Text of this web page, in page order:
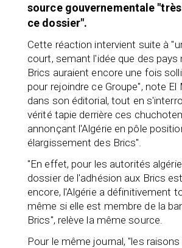
source gouvernementale
ce dossier".
Cette réaction intervient suite à
court, semant l'idée que des pays
Brics auraient encore une fois
pour rejoindre ce Groupe", note El
dans son éditorial, tout en
vérité tapie derrière ces
annonçant l'Algérie en pôle
élargissement des Brics".
"En effet, pour les autorités
dossier de l'adhésion aux Brics
encore, l'Algérie a définitivement
même si elle est membre de la
Brics", relève la même source.
Pour le même journal, "les